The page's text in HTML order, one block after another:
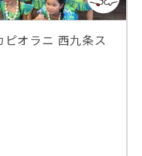
オラニ 西九条ス